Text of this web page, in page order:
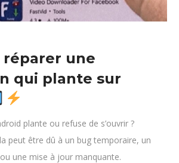
une
qui plante sur
plante ou refuse de s’ouvrir ?
peut être dû à un bug temporaire, un
une mise à jour manquante.